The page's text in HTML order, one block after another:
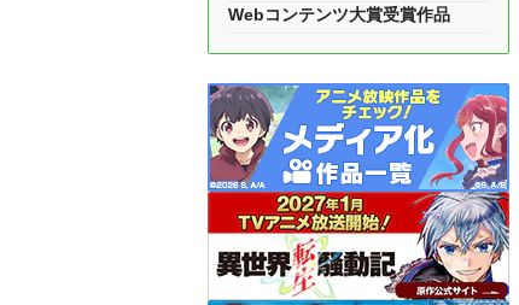
Webコンテンツ大賞受賞作品